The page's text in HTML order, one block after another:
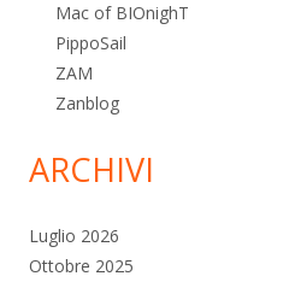
Mac of BIOnighT
PippoSail
ZAM
Zanblog
ARCHIVI
Luglio 2026
Ottobre 2025